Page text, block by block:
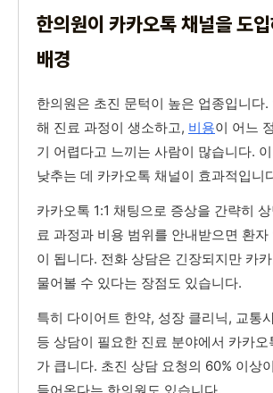
한의원이 카카오톡 채널을 도
배경
한의원은 초진 문턱이 높은 업종입니다.
해 진료 과정이 생소하고, 비용이 어느
기 어렵다고 느끼는 사람이 많습니다.
낮추는 데 카카오톡 채널이 효과적입니
카카오톡 1:1 채팅으로 증상을 간략히
료 과정과 비용 범위를 안내받으면 환자
이 됩니다. 전화 상담은 긴장되지만 카
물어볼 수 있다는 장점도 있습니다.
특히 다이어트 한약, 성장 클리닉, 교통
등 상담이 필요한 진료 분야에서 카카
가 큽니다. 초진 상담 요청의 60% 이상